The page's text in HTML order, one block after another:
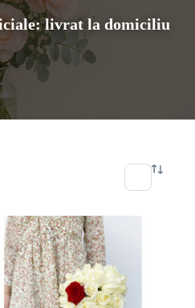
livrat la domiciliu